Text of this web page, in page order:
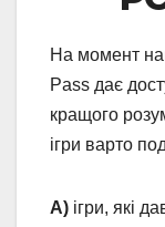
На момент
Pass дає
кращого
ігри варто
А) ігри, які